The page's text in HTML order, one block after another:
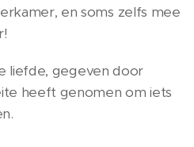
en soms zelfs mee
liefde, gegeven door
heeft genomen om iets